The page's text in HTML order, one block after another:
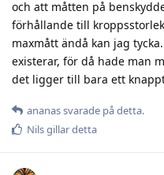
och att måtten på
förhållande till
maxmått ändå kan jag
existerar, för då hade man
det ligger till bara ett
ananassvarade på detta.
Nilsgillar detta